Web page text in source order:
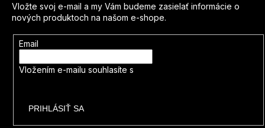
Vložte svoj e-mail a my Vám budeme zasielať informácie o
nových produktoch na našom e-shope.
Email
Vložením e-mailu souhlasíte s
PRIHLÁSIŤ SA